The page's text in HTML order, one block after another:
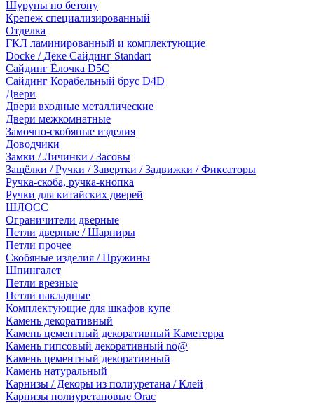
Шурупы по бетону
Крепеж специализированный
Отделка
ГКЛ ламинированный и комплектующие
Docke / Дёке Сайдинг Standart
Сайдинг Ёлочка D5C
Сайдинг Корабельный брус D4D
Двери
Двери входные металлические
Двери межкомнатные
Замочно-скобяные изделия
Доводчики
Замки / Личинки / Засовы
Защёлки / Ручки / Завертки / Задвижки / Фиксаторы
Ручка-скоба, ручка-кнопка
Ручки для китайских дверей
ШЛОСС
Ограничители дверные
Петли дверные / Шарниры
Петли прочее
Скобяные изделия / Пружины
Шпингалет
Петли врезные
Петли накладные
Комплектующие для шкафов купе
Камень декоративный
Камень цементный декоративный Каметерра
Камень гипсовый декоративный no@
Камень цементный декоративный
Камень натуральный
Карнизы / Декоры из полиуретана / Клей
Карнизы полиуретановые Orac